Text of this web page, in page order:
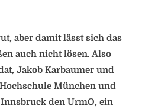
aber damit lässt sich das
auch nicht lösen. Also
Jakob Karbaumer und
München und
den UrmO, ein